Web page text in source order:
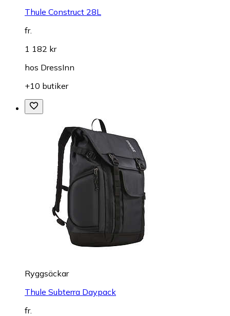
Thule Construct 28L
fr.
1 182 kr
hos DressInn
+10 butiker
Ryggsäckar
Thule Subterra Daypack
fr.